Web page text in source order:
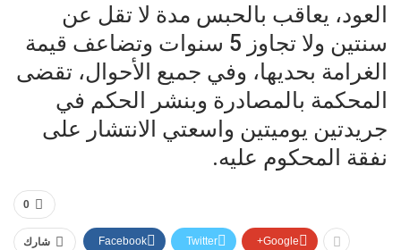
العود، يعاقب بالحبس مدة لا تقل عن
سنتين ولا تجاوز 5 سنوات وتضاعف قيمة
الغرامة بحديها، وفي جميع الأحوال، تقضى
المحكمة بالمصادرة وبنشر الحكم في
جريدتين يوميتين واسعتي الانتشار على
نفقة المحكوم عليه.
0
شارك Facebook Twitter Google+